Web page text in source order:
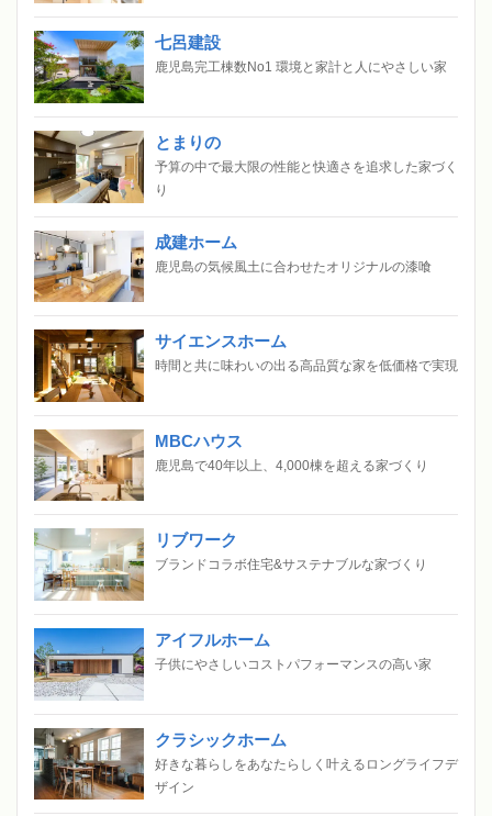
七呂建設
鹿児島完工棟数No1 環境と家計と人にやさしい家
とまりの
予算の中で最大限の性能と快適さを追求した家づく
り
成建ホーム
鹿児島の気候風土に合わせたオリジナルの漆喰
サイエンスホーム
時間と共に味わいの出る高品質な家を低価格で実現
MBCハウス
鹿児島で40年以上、4,000棟を超える家づくり
リブワーク
ブランドコラボ住宅&サステナブルな家づくり
アイフルホーム
子供にやさしいコストパフォーマンスの高い家
クラシックホーム
好きな暮らしをあなたらしく叶えるロングライフデ
ザイン